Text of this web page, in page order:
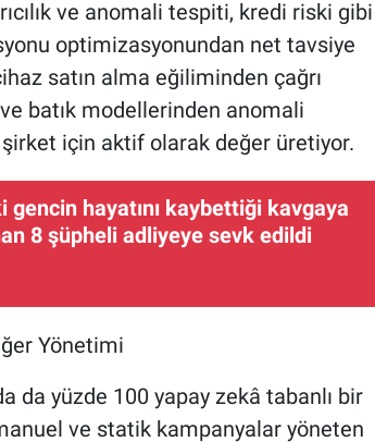
ve anomali tespiti, kredi riski gibi
optimizasyonundan net tavsiye
satın alma eğiliminden çağrı
batık modellerinden anomali
için aktif olarak değer üretiyor.
gencin hayatını kaybettiği kavgaya
8 şüpheli adliyeye sevk edildi
Yönetimi
da yüzde 100 yapay zekâ tabanlı bir
ve statik kampanyalar yöneten